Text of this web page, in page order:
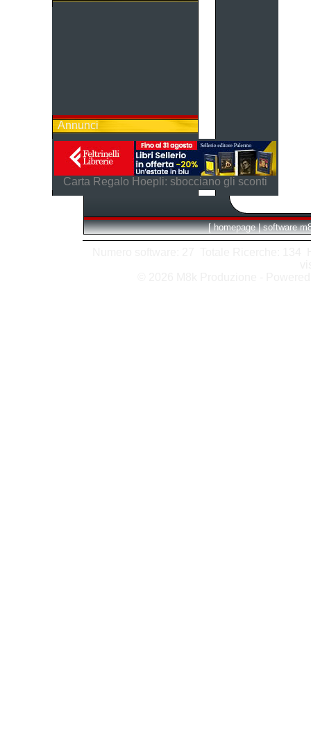
Annunci
Carta Regalo Hoepli: sbocciano gli sconti
[ homepage | software